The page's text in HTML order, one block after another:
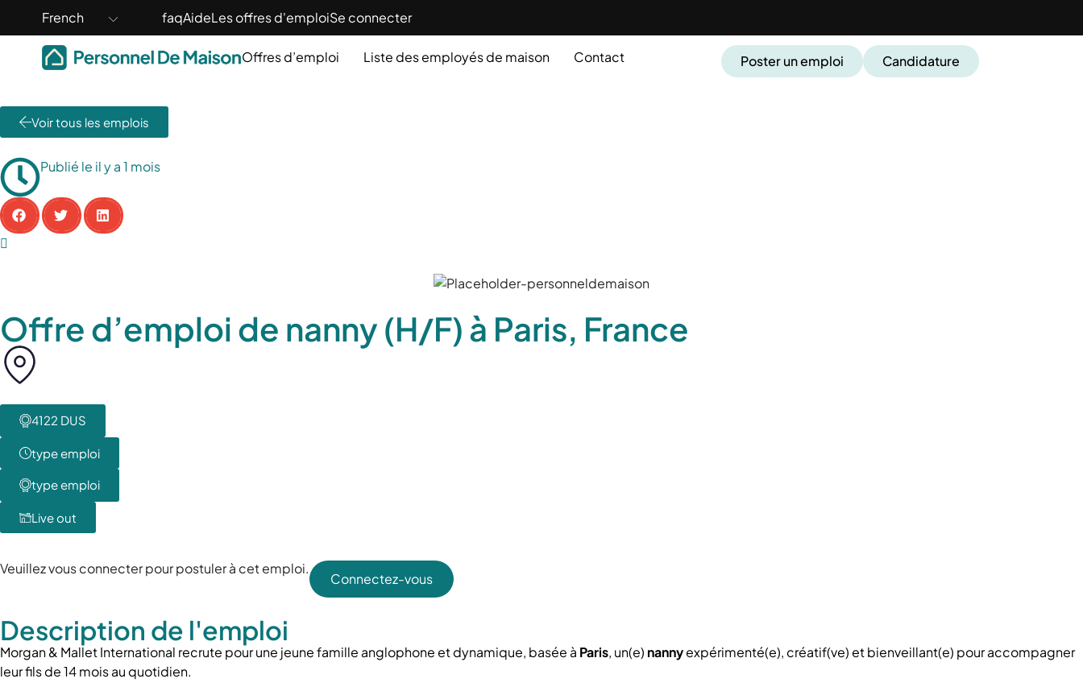
French faqAideLes offres d'emploiSe connecter
Offres d’emploi Liste des employés de maison Contact Poster un emploi Candidature
Voir tous les emplois
Publié le il y a 1 mois
Offre d’emploi de nanny (H/F) à Paris, France
4122 DUS
type emploi
type emploi
Live out
Veuillez vous connecter pour postuler à cet emploi.
Connectez-vous
Description de l'emploi
Morgan & Mallet International recrute pour une jeune famille anglophone et dynamique, basée à Paris, un(e) nannyexpérimenté(e), créatif(ve) et bienveillant(e) pour accompagner
leur fils de 14 mois au quotidien.